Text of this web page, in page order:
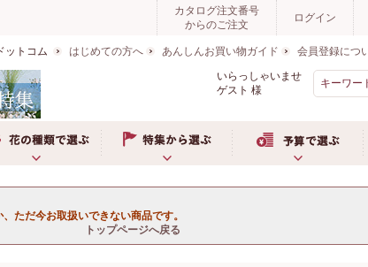
カタログ注文番号
からのご注文
ログイン
ットコム はじめての方へ あんしんお買い物ガイド 会員登録につ
いらっしゃいませ
ゲスト 様
ただ今お取扱いできない商品です。
トップページへ戻る